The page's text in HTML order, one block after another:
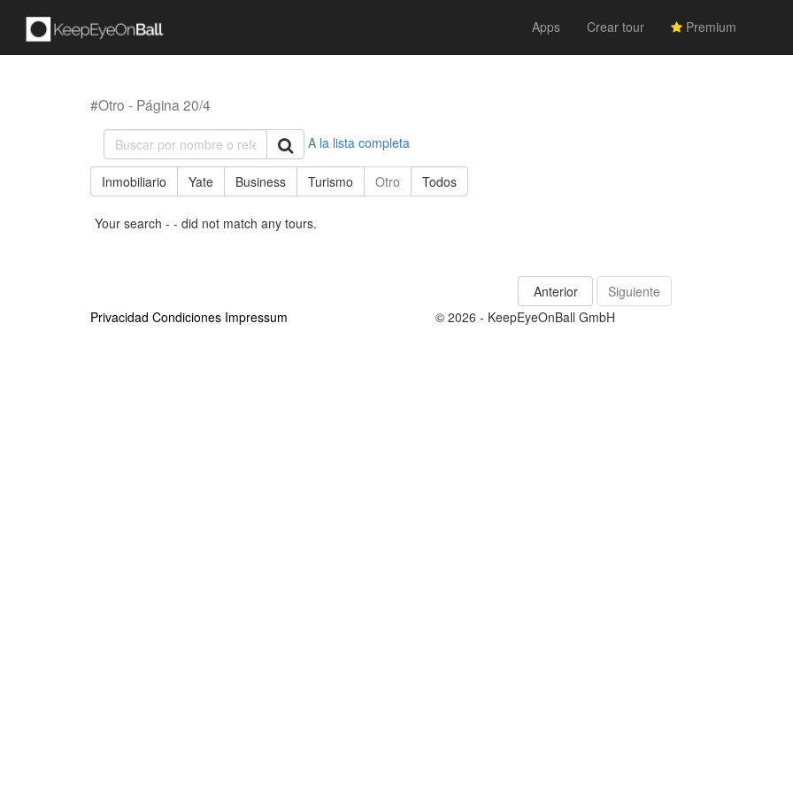
Apps Crear tour Premium
#Otro - Página 20/4
A la lista completa
Inmobiliario Yate Business Turismo Otro Todos
Your search - - did not match any tours.
Anterior
Siguiente
Privacidad Condiciones Impressum © 2026 - KeepEyeOnBall GmbH